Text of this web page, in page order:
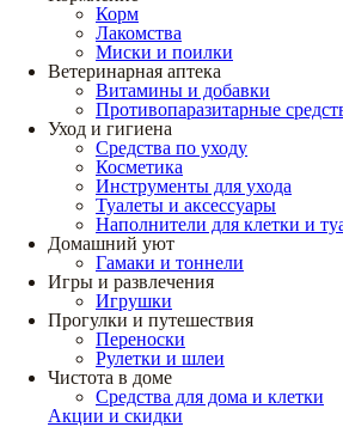
Корм
Лакомства
Миски и поилки
Ветеринарная аптека
Витамины и добавки
Противопаразитарные
Уход и гигиена
Средства по уходу
Косметика
Инструменты для ухода
Туалеты и аксессуары
Наполнители для клетки и
Домашний уют
Гамаки и тоннели
Игры и развлечения
Игрушки
Прогулки и путешествия
Переноски
Рулетки и шлеи
Чистота в доме
Средства для дома и клетки
Акции и скидки